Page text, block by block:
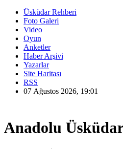
Üsküdar Rehberi
Foto Galeri
Video
Oyun
Anketler
Haber Arşivi
Yazarlar
Site Haritası
RSS
07 Ağustos 2026, 19:01
Anadolu